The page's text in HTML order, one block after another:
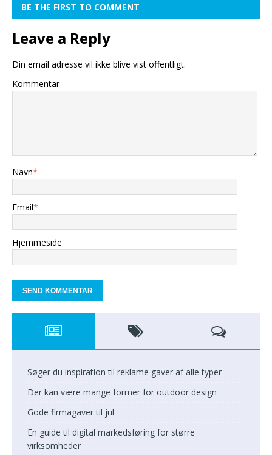
BE THE FIRST TO COMMENT
Leave a Reply
Din email adresse vil ikke blive vist offentligt.
Kommentar
Navn*
Email*
Hjemmeside
Søger du inspiration til reklame gaver af alle typer
Der kan være mange former for outdoor design
Gode firmagaver til jul
En guide til digital markedsføring for større
virksomheder